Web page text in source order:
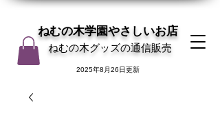
ねむの木学園やさしいお店
ねむの木グッズの通信販売
2025年8月26日更新